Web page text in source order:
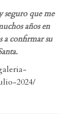
que me
años en
a confirmar su
2024/